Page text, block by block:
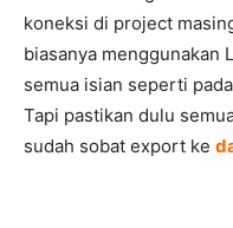
koneksi di project
biasanya menggunakan
semua isian seperti
Tapi pastikan dulu
sudah sobat export ke